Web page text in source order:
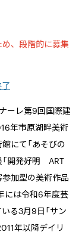
、段階的に募集
ーレ第9回国際建
年市原湖畔美術
にて「あそびの
開発好明 ART
参加型の美術作品
には令和6年度芸
る3月9日「サン
年以降デイリ